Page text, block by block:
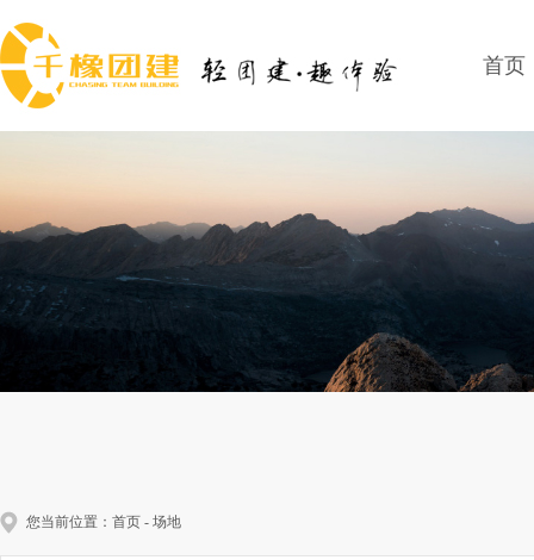
首页
您当前位置： 首页 - 场地